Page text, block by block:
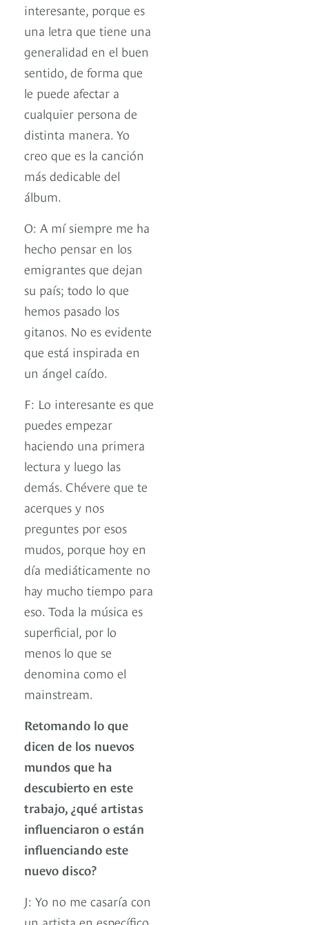
interesante, porque es
una letra que tiene una
generalidad en el buen
sentido, de forma que
le puede afectar a
cualquier persona de
distinta manera. Yo
creo que es la canción
más dedicable del
álbum.
O: A mí siempre me ha
hecho pensar en los
emigrantes que dejan
su país; todo lo que
hemos pasado los
gitanos. No es evidente
que está inspirada en
un ángel caído.
F: Lo interesante es que
puedes empezar
haciendo una primera
lectura y luego las
demás. Chévere que te
acerques y nos
preguntes por esos
mudos, porque hoy en
día mediáticamente no
hay mucho tiempo para
eso. Toda la música es
superficial, por lo
menos lo que se
denomina como el
mainstream.
Retomando lo que
dicen de los nuevos
mundos que ha
descubierto en este
trabajo, ¿qué artistas
influenciaron o están
influenciando este
nuevo disco?
J: Yo no me casaría con
un artista en específico